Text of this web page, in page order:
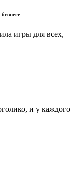
игры для всех,
и у каждого